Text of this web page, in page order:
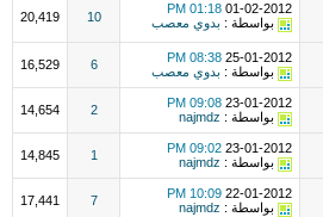
01-02-2012
01:18 PM
بواسطة : بدوي معصب 10
20,419
25-01-2012
08:38 PM
بواسطة : بدوي معصب 6
16,529
23-01-2012
09:08 PM
بواسطة : najmdz
2
14,654
23-01-2012
09:02 PM
بواسطة : najmdz
1
14,845
22-01-2012
10:09 PM
بواسطة : najmdz
7
17,441